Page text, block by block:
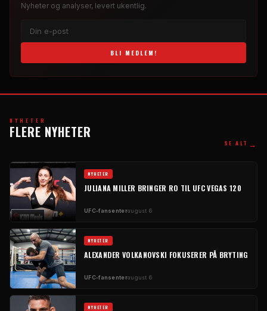
Nyheter og analyser, levert ukentlig.
BLI MEDLEM!
NYHETER
FLERE NYHETER
SE ALT →
NYHETER
JULIANA MILLER BRINGER RO TIL UFC VEGAS 120
UFC-fansenteraugust 6
NYHETER
ALEXANDER VOLKANOVSKI FOKUSERER PÅ BRYTING
UFC-fansenteraugust 6
NYHETER